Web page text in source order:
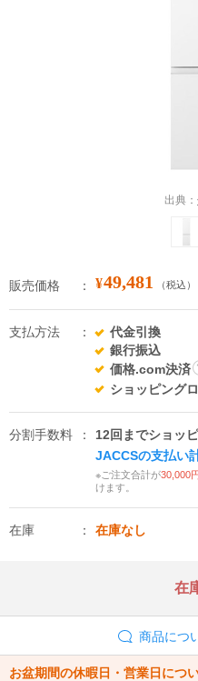
出典：
販売価格 ¥49,481 （税込）
支払方法
代金引換
銀行振込
価格.com決済
ショッピング
分割手数料
12回までショッ
JACCSの支払い
※ご注文合計が30,000
けます。
在庫 在庫なし
在
商品につ
お盆期間の休暇日・営業日につ